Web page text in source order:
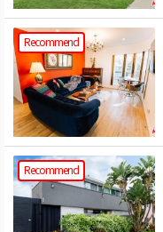
Recommend
Recommend